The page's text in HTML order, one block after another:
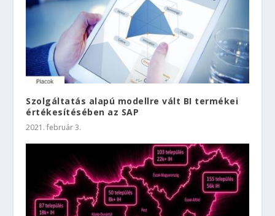
Szolgáltatás alapú modellre vált BI termékei
értékesítésében az SAP
2021. február 3.